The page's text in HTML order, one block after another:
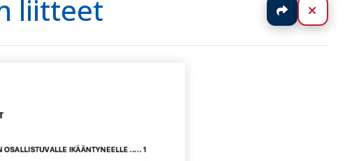
liitteet Jaa